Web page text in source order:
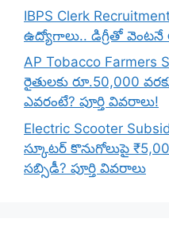
IBPS Clerk
ఉద్యోగాలు.. డిగ్రీతో
AP Tobacco
రైతులకు రూ.50,000
ఎవరంటే? పూర్తి వివరాలు!
Electric Scooter
స్కూటర్ కొనుగోలుపై
సబ్సిడీ? పూర్తి వివరాలు